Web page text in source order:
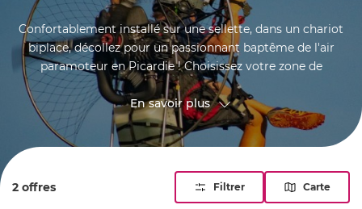
Confortablement installé sur une sellette, dans un chariot
biplace, décollez pour un passionnant baptême de l'air
paramoteur en Picardie ! Choisissez votre zone de
décollage entre Abbeville, Saint-Gobain ou encore Amiens,
puis envolez-vous avec un ULM de classe 1 pour une balade
aérienne au-dessus de la baie de Somme, de la forêt de
Compiègne, des plages de Cayeux-sur-Mer ou de la réserve
baptême paramoteur dès maintenant !
En savoir plus
2 offres Filtrer Carte